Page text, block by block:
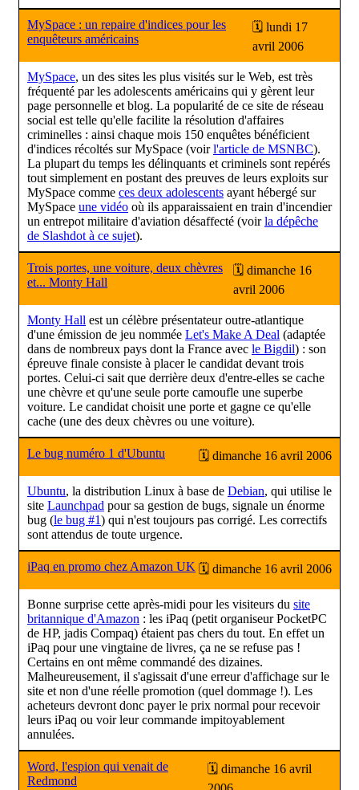
MySpace : un repaire d'indices pour les
enquêteurs américains
🗓 lundi 17
avril 2006
MySpace, un des sites les plus visités sur le Web, est très
fréquenté par les adolescents américains qui y gèrent leur
page personnelle et blog. La popularité de ce site de réseau
social est telle qu'elle facilite la résolution d'affaires
criminelles : ainsi chaque mois 150 enquêtes bénéficient
d'indices récoltés sur MySpace (voirl'article de MSNBC).
La plupart du temps les délinquants et criminels sont repérés
tout simplement en postant des preuves de leurs exploits sur
MySpace comme ces deux adolescents ayant hébergé sur
MySpace une vidéo où ils apparaissaient en train d'incendier
un entrepot militaire d'aviation désaffecté (voirla dépêche
de Slashdot à ce sujet).
Trois portes, une voiture, deux chèvres
et... Monty Hall
🗓 dimanche 16
avril 2006
Monty Hall est un célèbre présentateur outre-atlantique
d'une émission de jeu nommée Let's Make A Deal (adaptée
dans de nombreux pays dont la France avec le Bigdil) : son
épreuve finale consiste à placer le candidat devant trois
portes. Celui-ci sait que derrière deux d'entre-elles se cache
une chèvre et qu'une seule porte camoufle une superbe
voiture. Le candidat choisit une porte et gagne ce qu'elle
cache (une des deux chèvres ou une voiture).
Le bug numéro 1 d'Ubuntu 🗓 dimanche 16 avril 2006
Ubuntu, la distribution Linux à base de Debian, qui utilise le
site Launchpad pour sa gestion de bugs, signale un énorme
bug (le bug #1) qui n'est toujours pas corrigé. Les correctifs
sont attendus de toute urgence.
iPaq en promo chez Amazon UK 🗓 dimanche 16 avril 2006
Bonne surprise cette après-midi pour les visiteurs du site
britannique d'Amazon : les iPaq (petit organiseur PocketPC
de HP, jadis Compaq) étaient pas chers du tout. En effet un
iPaq pour une vingtaine de livres, ça ne se refuse pas !
Certains en ont même commandé des dizaines.
Malheureusement, il s'agissait d'une erreur d'affichage sur le
site et non d'une réelle promotion (quel dommage !). Les
acheteurs devront donc payer le prix normal pour recevoir
leurs iPaq ou voir leur commande impitoyablement
annulées.
Word, l'espion qui venait de
Redmond
🗓 dimanche 16 avril